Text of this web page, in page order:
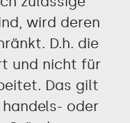
wird deren
D.h. die
und nicht für
Das gilt
handels- oder